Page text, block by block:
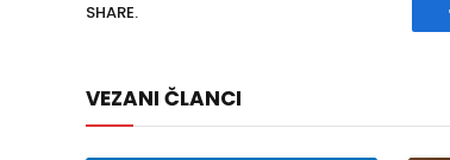
SHARE.
VEZANI ČLANCI